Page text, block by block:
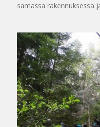
samassa rakennuksessa